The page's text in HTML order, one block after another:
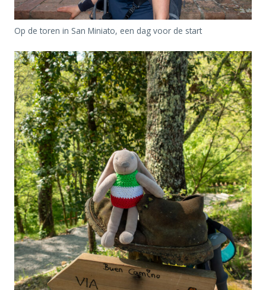
Op de toren in San Miniato, een dag voor de start